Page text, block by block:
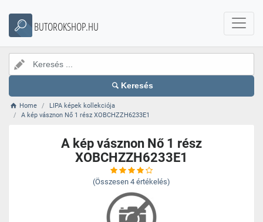
BUTOROKSHOP.HU
Keresés
Home
LIPA képek kollekciója
A kép vásznon Nő 1 rész XOBCHZZH6233E1
A kép vásznon Nő 1 rész
XOBCHZZH6233E1
(Összesen 4 értékelés)